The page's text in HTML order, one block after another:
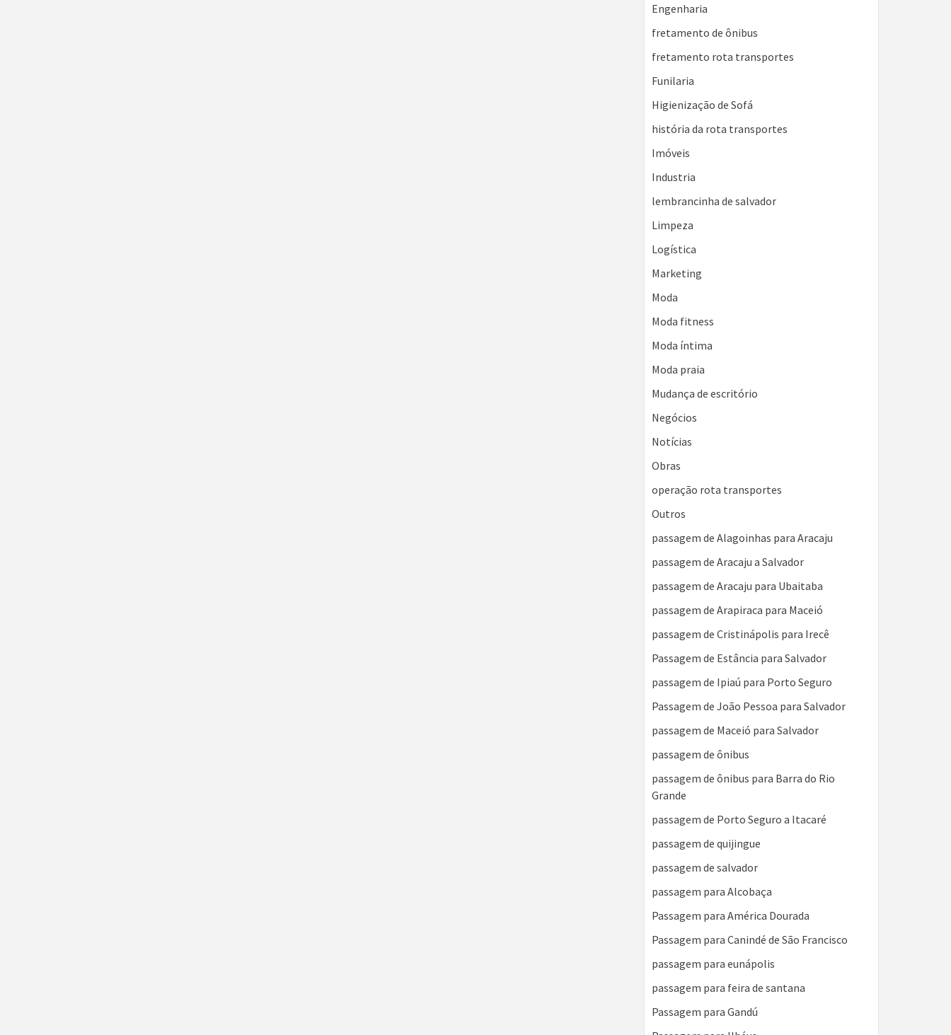
Engenharia
fretamento de ônibus
fretamento rota transportes
Funilaria
Higienização de Sofá
história da rota transportes
Imóveis
Industria
lembrancinha de salvador
Limpeza
Logística
Marketing
Moda
Moda fitness
Moda íntima
Moda praia
Mudança de escritório
Negócios
Notícias
Obras
operação rota transportes
Outros
passagem de Alagoinhas para Aracaju
passagem de Aracaju a Salvador
passagem de Aracaju para Ubaitaba
passagem de Arapiraca para Maceió
passagem de Cristinápolis para Irecê
Passagem de Estância para Salvador
passagem de Ipiaú para Porto Seguro
Passagem de João Pessoa para Salvador
passagem de Maceió para Salvador
passagem de ônibus
passagem de ônibus para Barra do Rio
Grande
passagem de Porto Seguro a Itacaré
passagem de quijingue
passagem de salvador
passagem para Alcobaça
Passagem para América Dourada
Passagem para Canindé de São Francisco
passagem para eunápolis
passagem para feira de santana
Passagem para Gandú